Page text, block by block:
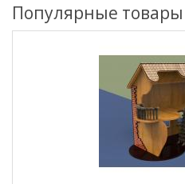
Популярные товары